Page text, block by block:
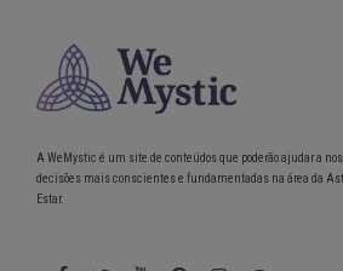
A WeMystic é um site de conteúdos que poderão ajudar a
decisões mais conscientes e fundamentadas na área da
Estar.